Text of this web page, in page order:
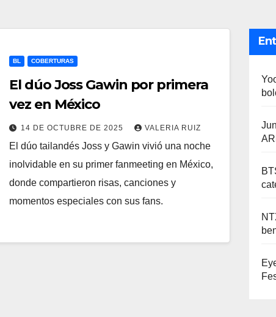
BL COBERTURAS
El dúo Joss Gawin por primera
vez en México
14 DE OCTUBRE DE 2025 VALERIA RUIZ
El dúo tailandés Joss y Gawin vivió una noche
inolvidable en su primer fanmeeting en México,
donde compartieron risas, canciones y
momentos especiales con sus fans.